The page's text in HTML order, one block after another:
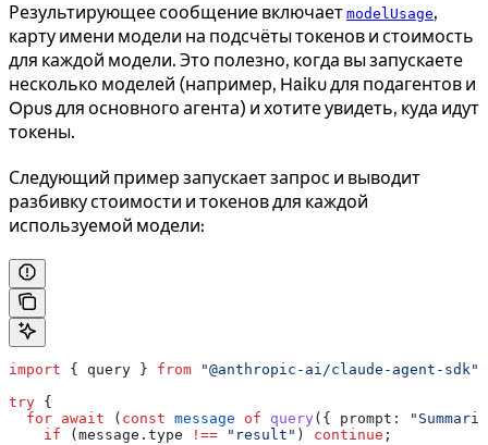
Результирующее сообщение включает modelUsage,
карту имени модели на подсчёты токенов и стоимость
для каждой модели. Это полезно, когда вы запускаете
несколько моделей (например, Haiku для подагентов и
Opus для основного агента) и хотите увидеть, куда идут
токены.
Следующий пример запускает запрос и выводит
разбивку стоимости и токенов для каждой
используемой модели:
import { query } from "@anthropic-ai/claude-agent-sdk"
try {
  for
await ( const message of query ({ prompt:
    if
( message . type !== "result" ) continue ;